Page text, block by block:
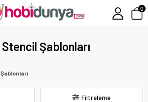
0
Şablonları
Filtreleme